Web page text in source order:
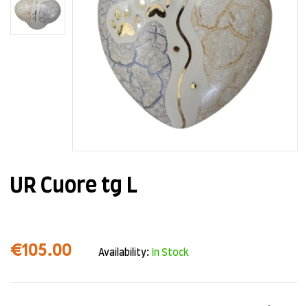
UR Cuore tg L
€105.00 Availability: In Stock